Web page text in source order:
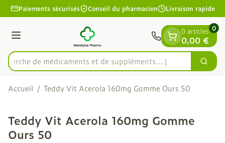
Aller au contenu
1 de 1
Paiements sécurisés Conseil du pharmacien Livraison rapide
Menu
Rechercherde médicaments et de suppléments...
0 articles
0,00 €
0
Accueil / Teddy Vit Acerola 160mg Gomme Ours 50
Teddy Vit Acerola 160mg Gomme
Ours 50